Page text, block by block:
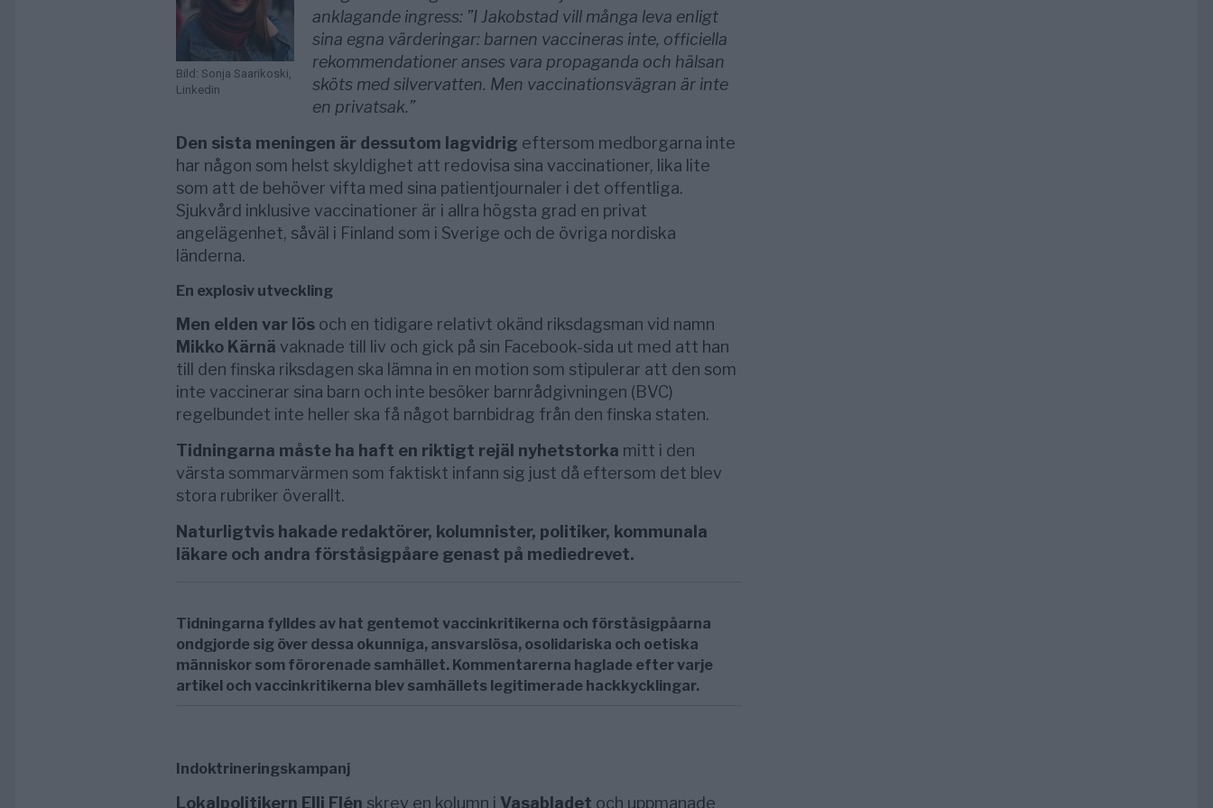
Bild: Sonja Saarikoski,
Linkedin
anklagande ingress: ”I Jakobstad vill många leva enligt
sina egna värderingar: barnen vaccineras inte, officiella
rekommendationer anses vara propaganda och hälsan
sköts med silvervatten. Men vaccinationsvägran är inte
en privatsak.”
Den sista meningen är dessutom lagvidrig eftersom medborgarna inte
har någon som helst skyldighet att redovisa sina vaccinationer, lika lite
som att de behöver vifta med sina patientjournaler i det offentliga.
Sjukvård inklusive vaccinationer är i allra högsta grad en privat
angelägenhet, såväl i Finland som i Sverige och de övriga nordiska
länderna.
En explosiv utveckling
Men elden var lösoch en tidigare relativt okänd riksdagsman vid namn
Mikko Kärnä vaknade till liv och gick på sin Facebook-sida ut med att han
till den finska riksdagen ska lämna in en motion som stipulerar att den som
inte vaccinerar sina barn och inte besöker barnrådgivningen (BVC)
regelbundet inte heller ska få något barnbidrag från den finska staten.
Tidningarna måste ha haft en riktigt rejäl nyhetstorka mitt i den
värsta sommarvärmen som faktiskt infann sig just då eftersom det blev
stora rubriker överallt.
Naturligtvis hakade redaktörer, kolumnister, politiker, kommunala
läkare och andra förståsigpåare genast på mediedrevet.
Tidningarna fylldes av hat gentemot vaccinkritikerna och förståsigpåarna
ondgjorde sig över dessa okunniga, ansvarslösa, osolidariska och oetiska
människor som förorenade samhället. Kommentarerna haglade efter varje
artikel och vaccinkritikerna blev samhällets legitimerade hackkycklingar.
Indoktrineringskampanj
Lokalpolitikern Elli Flén skrev en kolumn i Vasabladet och uppmanade